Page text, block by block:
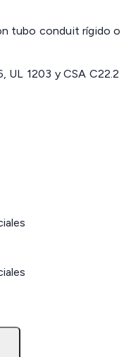
tubo conduit rígido o
UL 1203 y CSA C22.2